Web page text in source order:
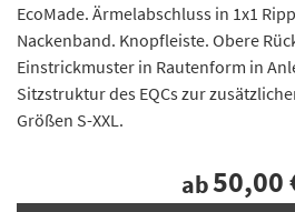
EcoMade. Ärmelabschluss in 1x1
Nackenband. Knopfleiste. Obere
Einstrickmuster in Rautenform in
Sitzstruktur des EQCs zur
Größen S-XXL.
ab50,00